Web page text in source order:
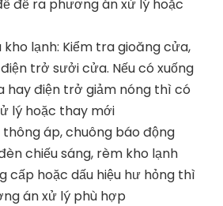
đề ra phương án xử lý hoặc
lạnh: Kiểm tra gioăng cửa,
trở sưởi cửa. Nếu có xuống
hay điện trở giảm nóng thì có
lý hoặc thay mới
áp, chuông báo động
chiếu sáng, rèm kho lạnh
cấp hoặc dấu hiệu hư hỏng thì
án xử lý phù hợp